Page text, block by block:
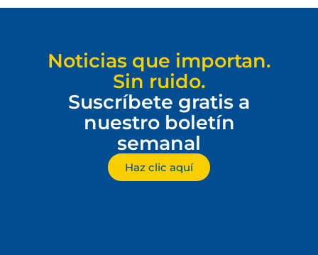
Noticias que importan.
Sin ruido.
Suscríbete gratis a
nuestro boletín
semanal
Haz clic aquí